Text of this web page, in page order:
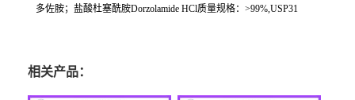
多佐胺；盐酸杜塞酰胺Dorzolamide HCl质量规格： >99%,USP31
相关产品：